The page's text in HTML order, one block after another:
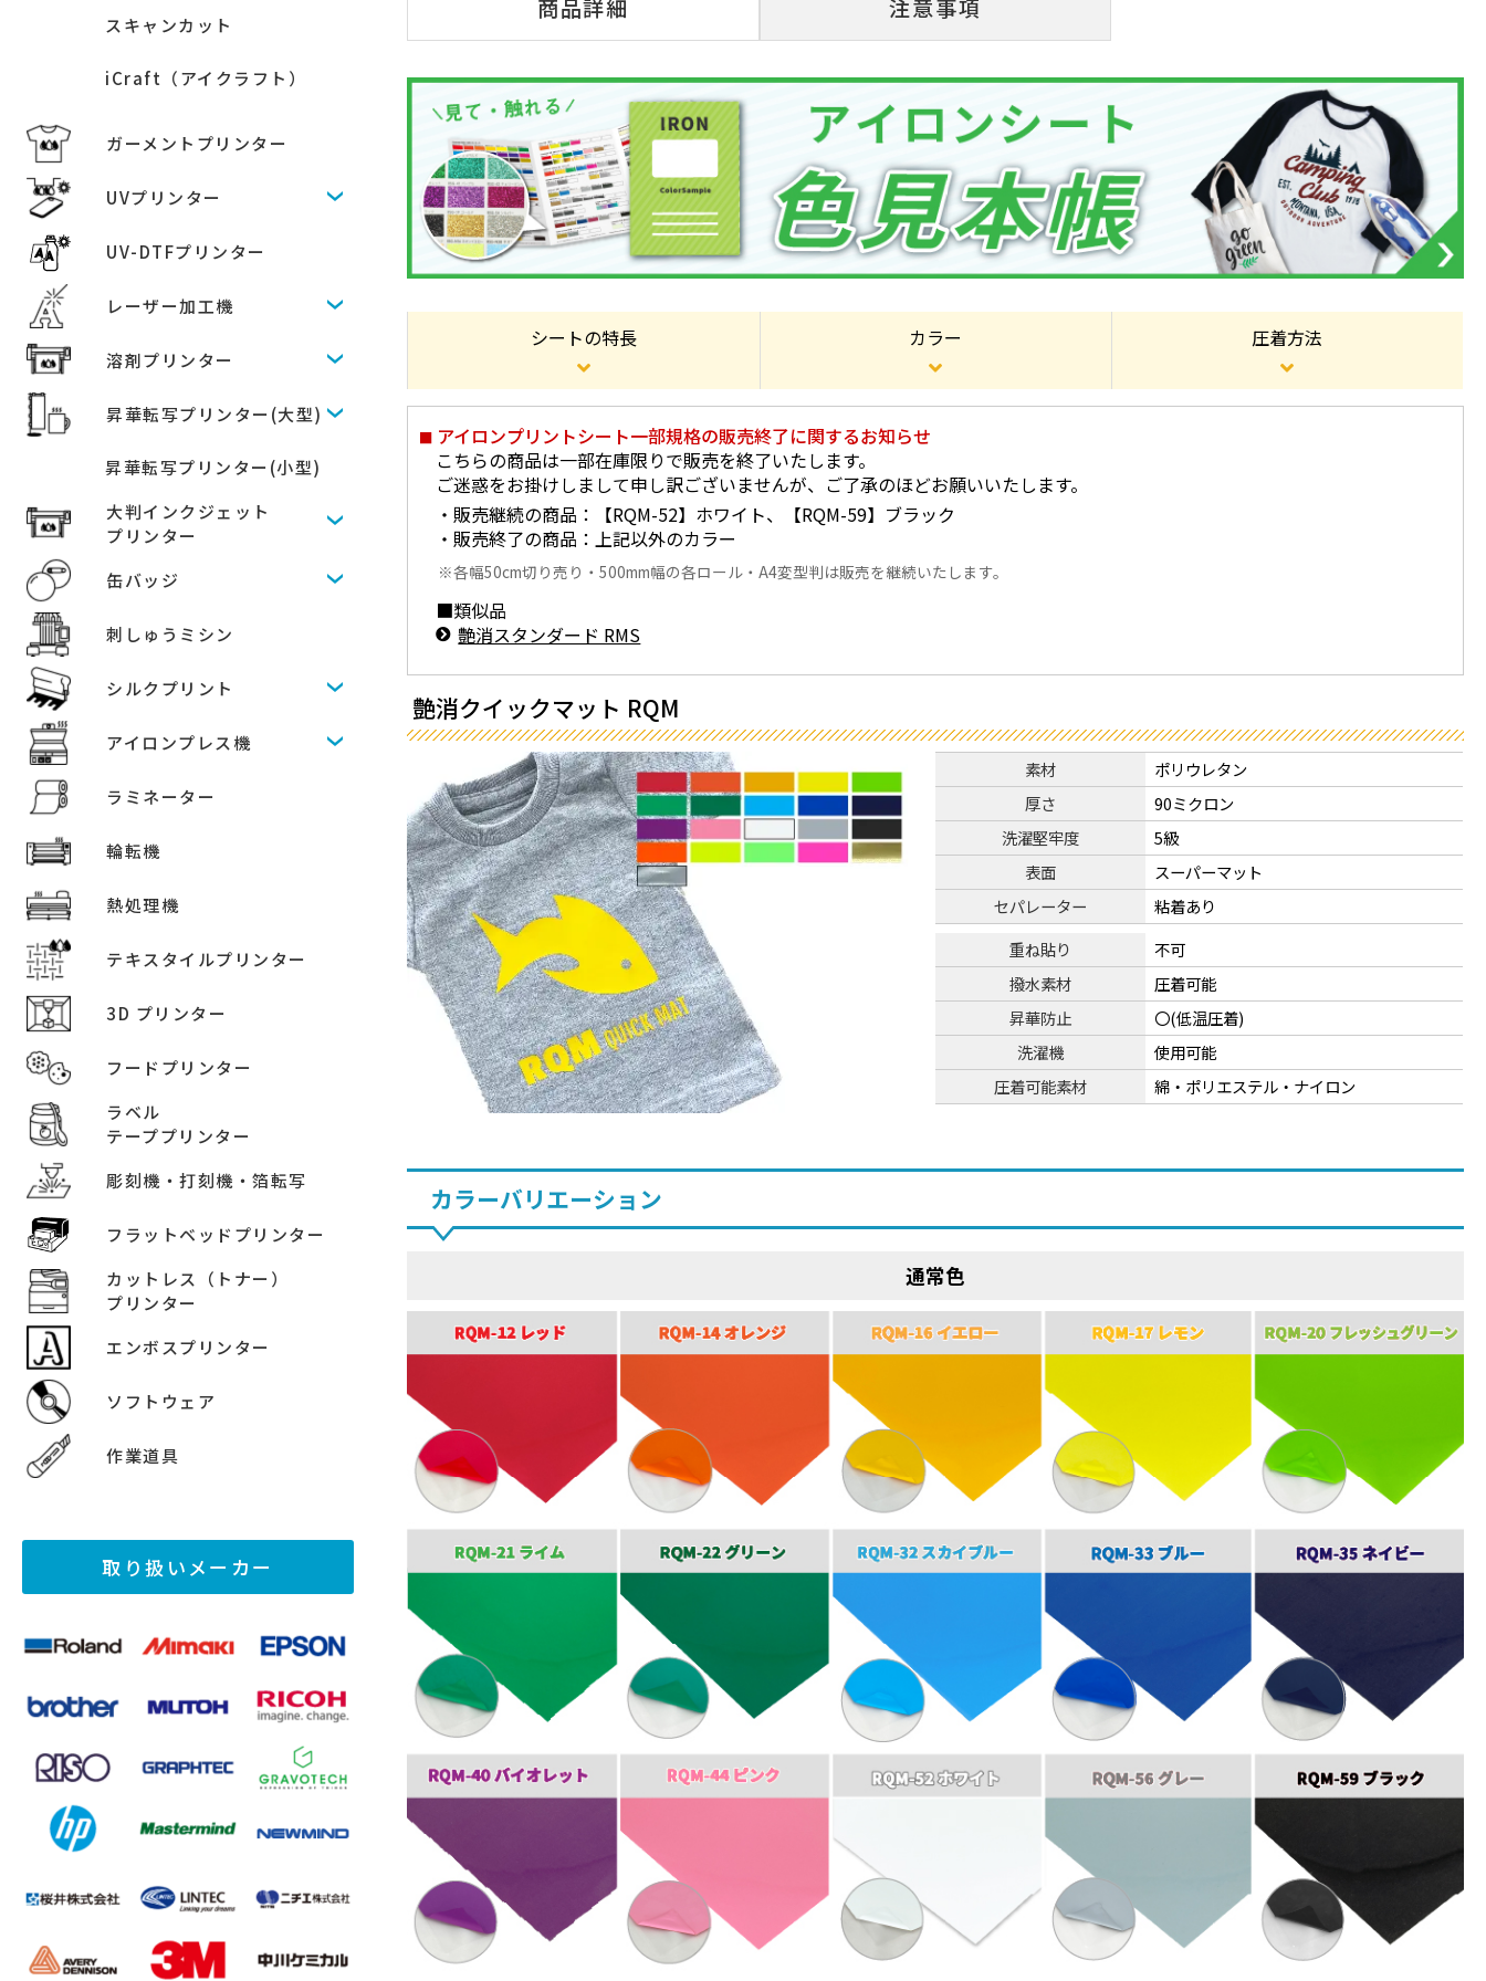
スキャンカット
iCraft（アイクラフト）
ガーメントプリンター
UVプリンター
UV-DTFプリンター
レーザー加工機
溶剤プリンター
昇華転写プリンター(大型)
昇華転写プリンター(小型)
大判インクジェット
プリンター
缶バッジ
刺しゅうミシン
シルクプリント
アイロンプレス機
ラミネーター
輪転機
熱処理機
テキスタイルプリンター
3D プリンター
フードプリンター
ラベル
テーププリンター
彫刻機・打刻機・箔転写
フラットベッドプリンター
カットレス（トナー）
プリンター
エンボスプリンター
ソフトウェア
作業道具
取り扱いメーカー
商品詳細 注意事項
シートの特長 カラー 圧着方法
アイロンプリントシート一部規格の販売終了に関するお知らせ
こちらの商品は一部在庫限りで販売を終了いたします。
ご迷惑をお掛けしまして申し訳ございませんが、ご了承のほどお願いいたします。
・販売継続の商品：【RQM-52】ホワイト、【RQM-59】ブラック
・販売終了の商品：上記以外のカラー
各幅50cm切り売り・500mm幅の各ロール・A4変型判は販売を継続いたします。
■類似品
艶消スタンダード RMS
艶消クイックマット RQM
素材
ポリウレタン
厚さ
90ミクロン
洗濯堅牢度
5級
表面
スーパーマット
セパレーター
粘着あり
重ね貼り
不可
撥水素材
圧着可能
昇華防止
〇(低温圧着)
洗濯機
使用可能
圧着可能素材
綿・ポリエステル・ナイロン
カラーバリエーション
通常色